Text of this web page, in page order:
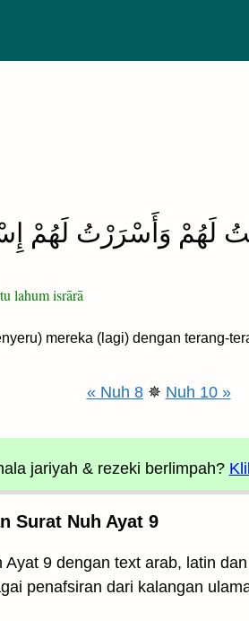
لَهُمْ وَأَسْرَرْتُ لَهُمْ
lahum isrārā
mereka (lagi) dengan terang-
« Nuh 8✵ Nuh 10 »
jariyah & rezeki berlimpah?
Surat Nuh Ayat 9
9 dengan text arab, latin
penafsiran dari kalangan